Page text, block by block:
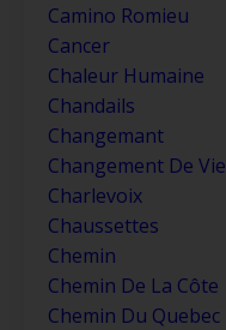
Camino Romieu
Cancer
Chaleur Humaine
Chandails
Changemant
Changement De Vie
Charlevoix
Chaussettes
Chemin
Chemin De La Côte
Chemin Du Quebec